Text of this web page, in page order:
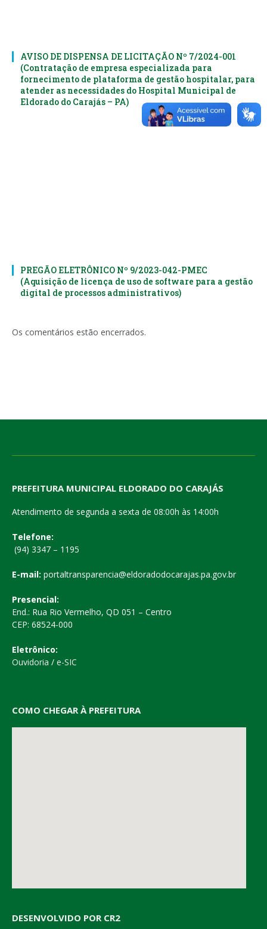
AVISO DE DISPENSA DE LICITAÇÃO Nº 7/2024-001
(Contratação de empresa especializada para
fornecimento de plataforma de gestão hospitalar, para
atender as necessidades do Hospital Municipal de
Eldorado do Carajás – PA)
PREGÃO ELETRÔNICO Nº 9/2023-042-PMEC
(Aquisição de licença de uso de software para a gestão
digital de processos administrativos)
Os comentários estão encerrados.
PREFEITURA MUNICIPAL ELDORADO DO CARAJÁS
Atendimento de segunda a sexta de 08:00h às 14:00h
Telefone:
(94) 3347 – 1195
E-mail: portaltransparencia@eldoradodocarajas.pa.gov.br
Presencial:
End.: Rua Rio Vermelho, QD 051 – Centro
CEP: 68524-000
Eletrônico:
Ouvidoria / e-SIC
COMO CHEGAR À PREFEITURA
DESENVOLVIDO POR CR2